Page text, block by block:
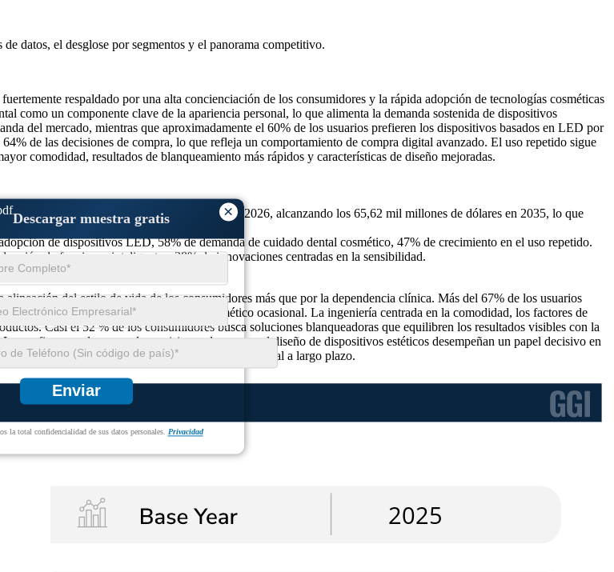
×
Descargar muestra gratis
Enviar
la total confidencialidad de sus datos personales. Privacidad
de datos, el desglose por segmentos y el panorama competitivo.
respaldado por una alta concienciación de los consumidores y la rápida adopción de tecnologías cosméticas
como un componente clave de la apariencia personal, lo que alimenta la demanda sostenida de dispositivos
del mercado, mientras que aproximadamente el 60% de los usuarios prefieren los dispositivos basados ​​en LED por
de las decisiones de compra, lo que refleja un comportamiento de compra digital avanzado. El uso repetido sigue
comodidad, resultados de blanqueamiento más rápidos y características de diseño mejoradas.
en 2025 a 46,05 mil millones de dólares en 2026, alcanzando los 65,62 mil millones de dólares en 2035, lo que
de dispositivos LED, 58% de demanda de cuidado dental cosmético, 47% de crecimiento en el uso repetido.
de funciones inteligentes, 38% de innovaciones centradas en la sensibilidad.
del estilo de vida de los consumidores más que por la dependencia clínica. Más del 67% de los usuarios
de rutina y no como un tratamiento cosmético ocasional. La ingeniería centrada en la comodidad, los factores de
Casi el 52 % de los consumidores busca soluciones blanqueadoras que equilibren los resultados visibles con la
confianza en la marca, las revisiones de pares y el diseño de dispositivos estéticos desempeñan un papel decisivo en
la conveniencia y la adopción del bienestar bucal a largo plazo.